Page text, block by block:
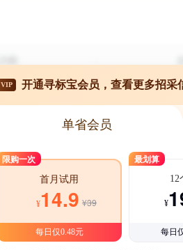
VIP 开通寻标宝会员，查看更多招采
单省会员
限购一次
首月试用
¥14.9 ¥39
每日仅0.48元
最划算
12
¥
每日